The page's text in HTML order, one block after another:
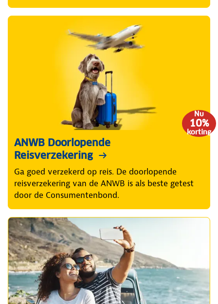
Nu
10%
korting
ANWB Doorlopende
Reisverzekering
Ga goed verzekerd op reis. De doorlopende
reisverzekering van de ANWB is als beste getest
door de Consumentenbond.